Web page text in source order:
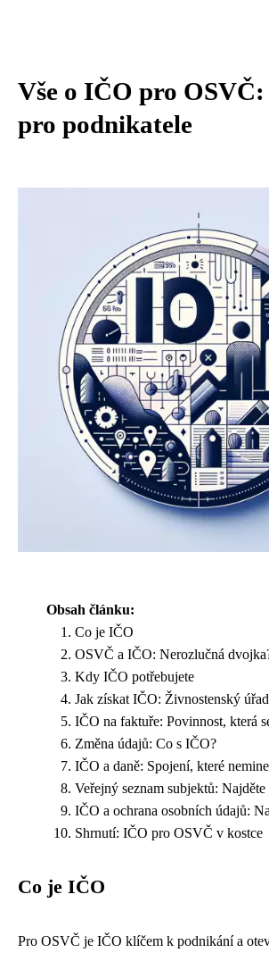
Vše o IČO pro
pro podnikatele
Obsah článku:
Co je IČO
OSVČ a IČO: Nerozlučná
Kdy IČO potřebujete
Jak získat IČO: Živnostenský
IČO na faktuře: Povinnost, která
Změna údajů: Co s IČO?
IČO a daně: Spojení, které
Veřejný seznam subjektů:
IČO a ochrana osobních údajů:
Shrnutí: IČO pro OSVČ v kostce
Co je IČO
Pro OSVČ je IČO klíčem k podnikání a